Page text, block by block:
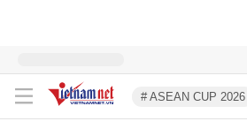
# ASEAN CUP 2026